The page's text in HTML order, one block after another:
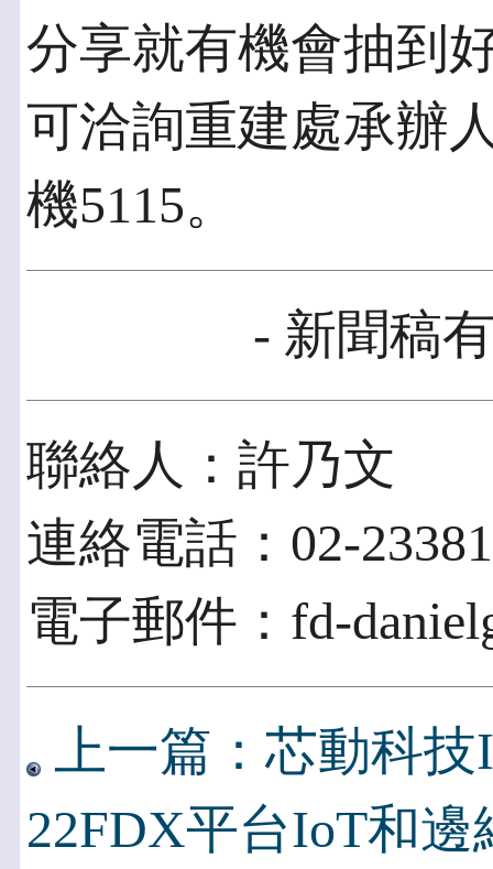
分享就有機會抽到
可洽詢重建處承辦
機5115。
- 新聞稿
聯絡人：許乃文
連絡電話：02-
電子郵件：fd-
上一篇：芯動科
22FDX平台IoT和